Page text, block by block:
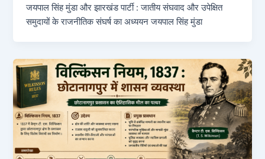
जयपाल सिंह मुंडा और झारखंड पार्टी : जातीय संघवाद और उपेक्षित
समुदायों के राजनीतिक संघर्ष का अध्ययन जयपाल सिंह मुंडा